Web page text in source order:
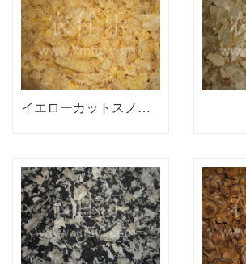
イエローカットスノーイヤー